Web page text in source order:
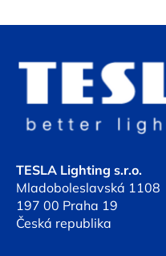
TESLA Lighting s.r.o.
Mladoboleslavská 1108
197 00 Praha 19
Česká republika